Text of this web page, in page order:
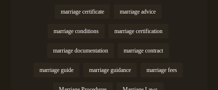
marriage advice
marriage certificate
marriage certification
marriage conditions
marriage contract
marriage documentation
marriage fees
marriage guidance
marriage guide